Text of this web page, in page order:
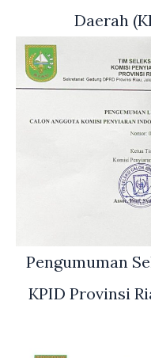
Daerah
Pengumuman
KPID Provinsi